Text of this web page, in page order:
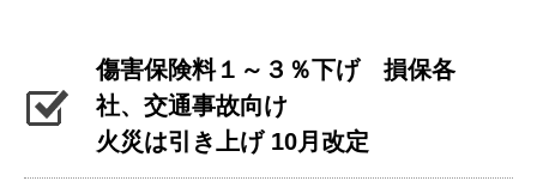
傷害保険料１～３％下げ 損保各
社、交通事故向け
火災は引き上げ 10月改定